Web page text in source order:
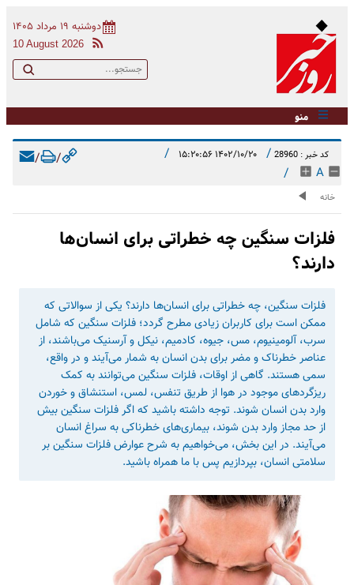
دوشنبه ۱۹ مرداد ۱۴۰۵
10 August 2026
منو
کد خبر : 28960 / ۱۴۰۲/۱۰/۲۰ ۱۵:۲۰:۵۶ /
A
/
/
/
خانه
فلزات سنگین چه خطراتی برای انسان‌ها
دارند؟
فلزات سنگین، چه خطراتی برای انسان‌ها دارند؟ یکی از سوالاتی که
ممکن است برای کاربران زیادی مطرح گردد؛ فلزات سنگین که شامل
سرب، آلومینیوم، مس، جیوه، کادمیم، نیکل و آرسنیک می‌باشند، از
عناصر خطرناک و مضر برای بدن انسان به شمار می‌آیند و در واقع،
سمی هستند. گاهی از اوقات، فلزات سنگین می‌توانند به کمک
ریزگردهای موجود در هوا از طریق تنفس، لمس، استنشاق و خوردن
وارد بدن انسان شوند. توجه داشته باشید که اگر فلزات سنگین بیش
از حد مجاز وارد بدن شوند، بیماری‌های خطرناکی به سراغ انسان
می‌آیند. در این بخش، می‌خواهیم به شرح عوارض فلزات سنگین بر
سلامتی انسان، بپردازیم پس با ما همراه باشید.